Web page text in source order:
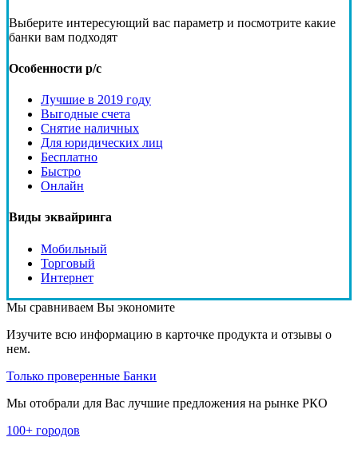
Выберите интересующий вас параметр и посмотрите какие
банки вам подходят
Особенности р/с
Лучшие в 2019 году
Выгодные счета
Снятие наличных
Для юридических лиц
Бесплатно
Быстро
Онлайн
Виды эквайринга
Мобильный
Торговый
Интернет
Мы сравниваем Вы экономите
Изучите всю информацию в карточке продукта и отзывы о
нем.
Только проверенные Банки
Мы отобрали для Вас лучшие предложения на рынке РКО
100+ городов